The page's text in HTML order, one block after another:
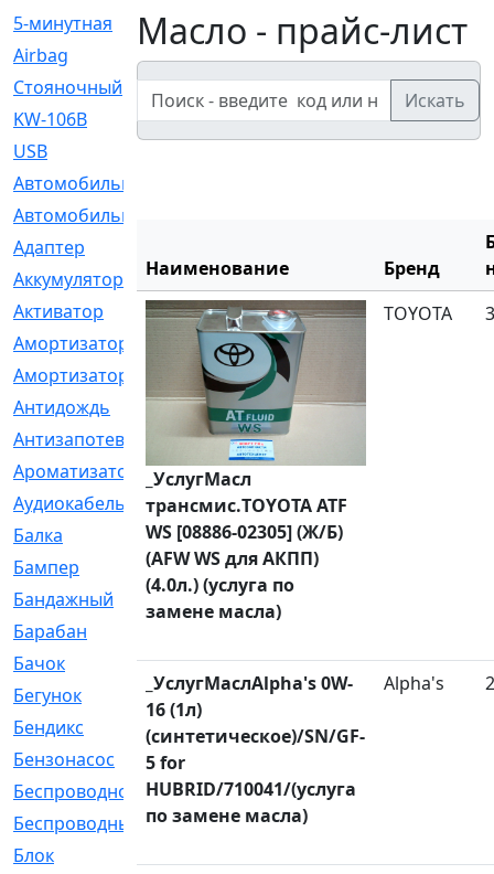
5-минутная
[1]
Airbag
[18]
Cтояночный
[1]
KW-106B
[0]
USB
Автомобильное
Автомобильный
Адаптер
Аккумулятор
[2]
Активатор
[1]
Амортизатор
[608]
Амортизаторы
[21]
Антидождь
[1]
Антизапотеватель
[1]
Ароматизатор
[35]
Аудиокабель
[2]
Балка
[58]
Бампер
[137]
Бандажный
[6]
Барабан
Бачок
[40]
Бегунок
[21]
Бендикс
[26]
Бензонасос
Беспроводное
[2]
Беспроводные
[1]
Блок
Масло - прайс-лист
Искать
Наименование Бренд
_УслугМасл
трансмис.TOYOTA ATF
WS [08886-02305] (Ж/Б)
(AFW WS для АКПП)
(4.0л.) (услуга по
замене масла)
TOYOTA 3
_УслугМаслAlpha's 0W-
16 (1л)
(синтетическое)/SN/GF-
5 for
HUBRID/710041/(услуга
по замене масла)
Alpha's 2